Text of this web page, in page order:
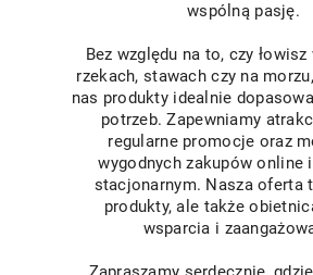
wspólną pasję.
Bez względu na to, czy
rzekach, stawach czy na
nas produkty idealnie
potrzeb. Zapewniamy
regularne promocje oraz
wygodnych zakupów online
stacjonarnym. Nasza oferta
produkty, ale także
wsparcia i